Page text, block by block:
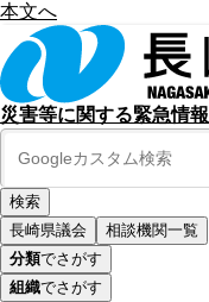
本文へ
災害等に関する緊急情報
長崎県議会
相談機関一覧
分類でさがす
組織でさがす